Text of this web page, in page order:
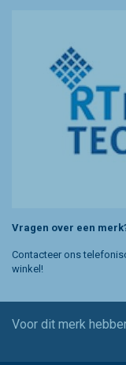
Vragen over een
Contacteer ons
winkel!
Voor dit merk